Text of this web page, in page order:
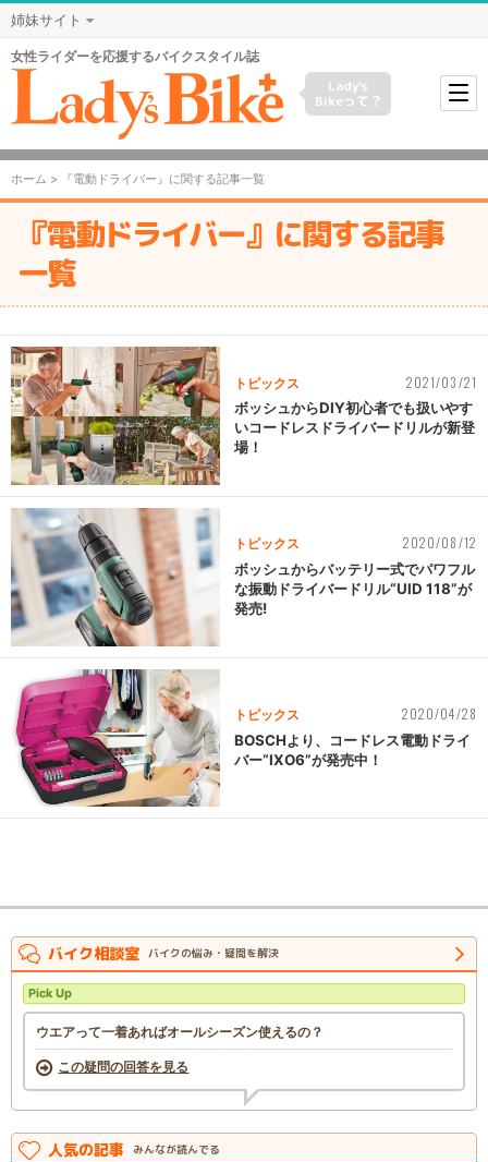
姉妹サイト
女性ライダーを応援するバイクスタイル誌
Lady's
Bikeって？
ホーム > 『電動ドライバー』に関する記事一覧
『電動ドライバー』に関する記事
一覧
トピックス 2021/03/21
ボッシュからDIY初心者でも扱いやす
いコードレスドライバードリルが新登
場！
トピックス 2020/08/12
ボッシュからバッテリー式でパワフル
な振動ドライバードリル“UID 118”が
発売!
トピックス 2020/04/28
BOSCHより、コードレス電動ドライ
バー“IXO6”が発売中！
バイク相談室 バイクの悩み・疑問を解決
Pick Up
ウエアって一着あればオールシーズン使えるの？
この疑問の回答を見る
人気の記事 みんなが読んでる